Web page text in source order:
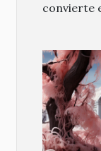
convierte